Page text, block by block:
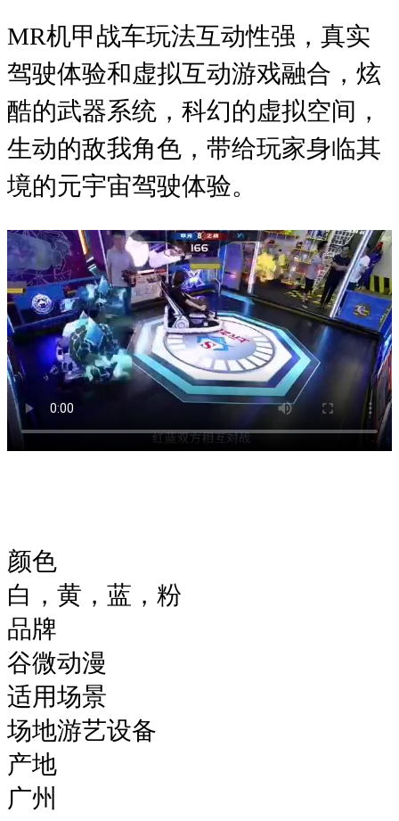
MR机甲战车玩法互动性强，真实
驾驶体验和虚拟互动游戏融合，炫
酷的武器系统，科幻的虚拟空间，
生动的敌我角色，带给玩家身临其
境的元宇宙驾驶体验。
颜色
白，黄，蓝，粉
品牌
谷微动漫
适用场景
场地游艺设备
产地
广州